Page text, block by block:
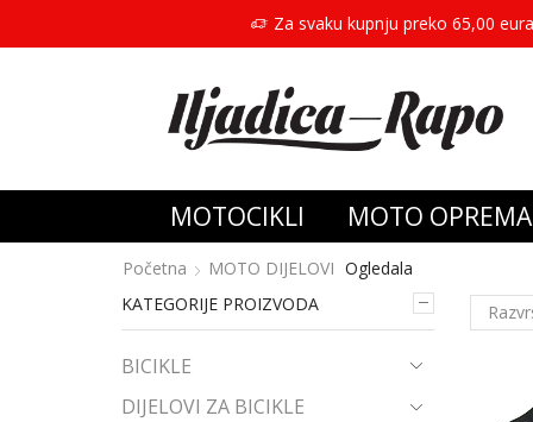
Za svaku kupnju preko 65,00
MOTOCIKLI MOTO OPREMA
Početna MOTO DIJELOVI Ogledala
KATEGORIJE PROIZVODA
BICIKLE
DIJELOVI ZA BICIKLE